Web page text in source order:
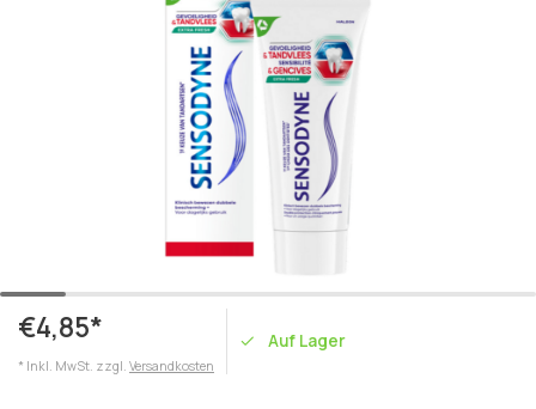
€4,85*
* Inkl. MwSt. zzgl. Versandkosten
Auf Lager